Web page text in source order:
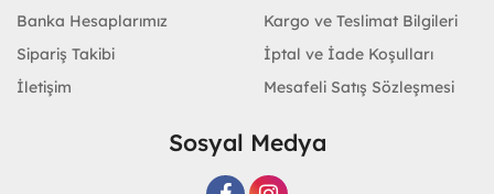
Banka Hesaplarımız
Sipariş Takibi
İletişim
Kargo ve Teslimat Bilgileri
İptal ve İade Koşulları
Mesafeli Satış Sözleşmesi
Sosyal Medya